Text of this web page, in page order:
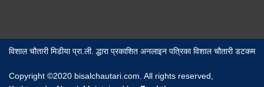
विशाल चौतारी मिडीया प्रा.ली. द्धारा प्रकाशित अनलाइन पत्रिका विशाल चौतारी डटकम
Copyright ©2020 bisalchautari.com. All rights reserved,